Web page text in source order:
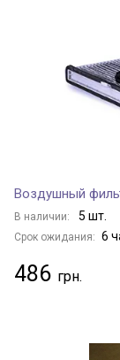
Воздушный
В наличии: 5 шт.
Срок ожидания: 6
486